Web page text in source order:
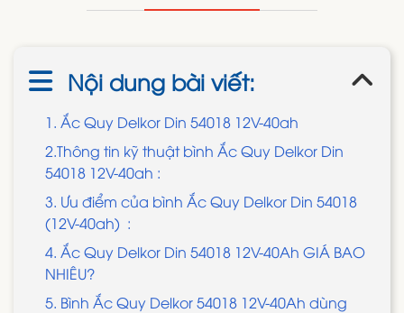
Nội dung bài viết:
1. Ắc Quy Delkor Din 54018 12V-40ah
2.Thông tin kỹ thuật bình Ắc Quy Delkor Din
54018 12V-40ah :
3. Ưu điểm của bình Ắc Quy Delkor Din 54018
(12V-40ah) :
4. Ắc Quy Delkor Din 54018 12V-40Ah GIÁ BAO
NHIÊU?
5. Bình Ắc Quy Delkor 54018 12V-40Ah dùng